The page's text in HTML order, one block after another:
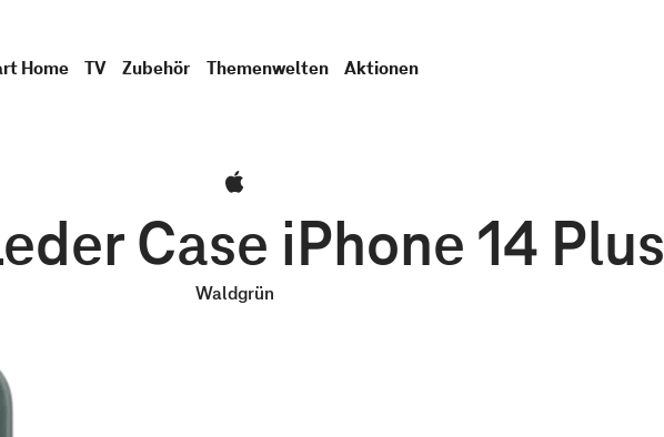
Home TV Zubehör Themenwelten Aktionen
Case iPhone 14 Plus
Waldgrün